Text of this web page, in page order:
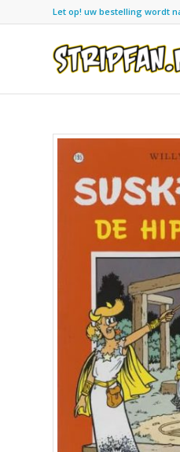
Let op! uw bestelling wordt